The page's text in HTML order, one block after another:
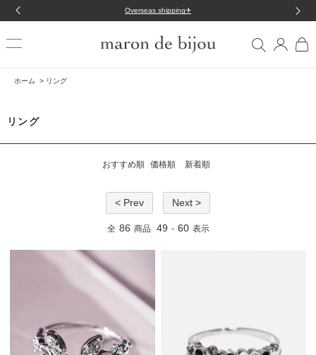
7/31 人気の8アイテムが再入荷
ホーム > リング
リング
おすすめ順 価格順 新着順
< Prev Next >
全 86 商品 49 - 60 表示